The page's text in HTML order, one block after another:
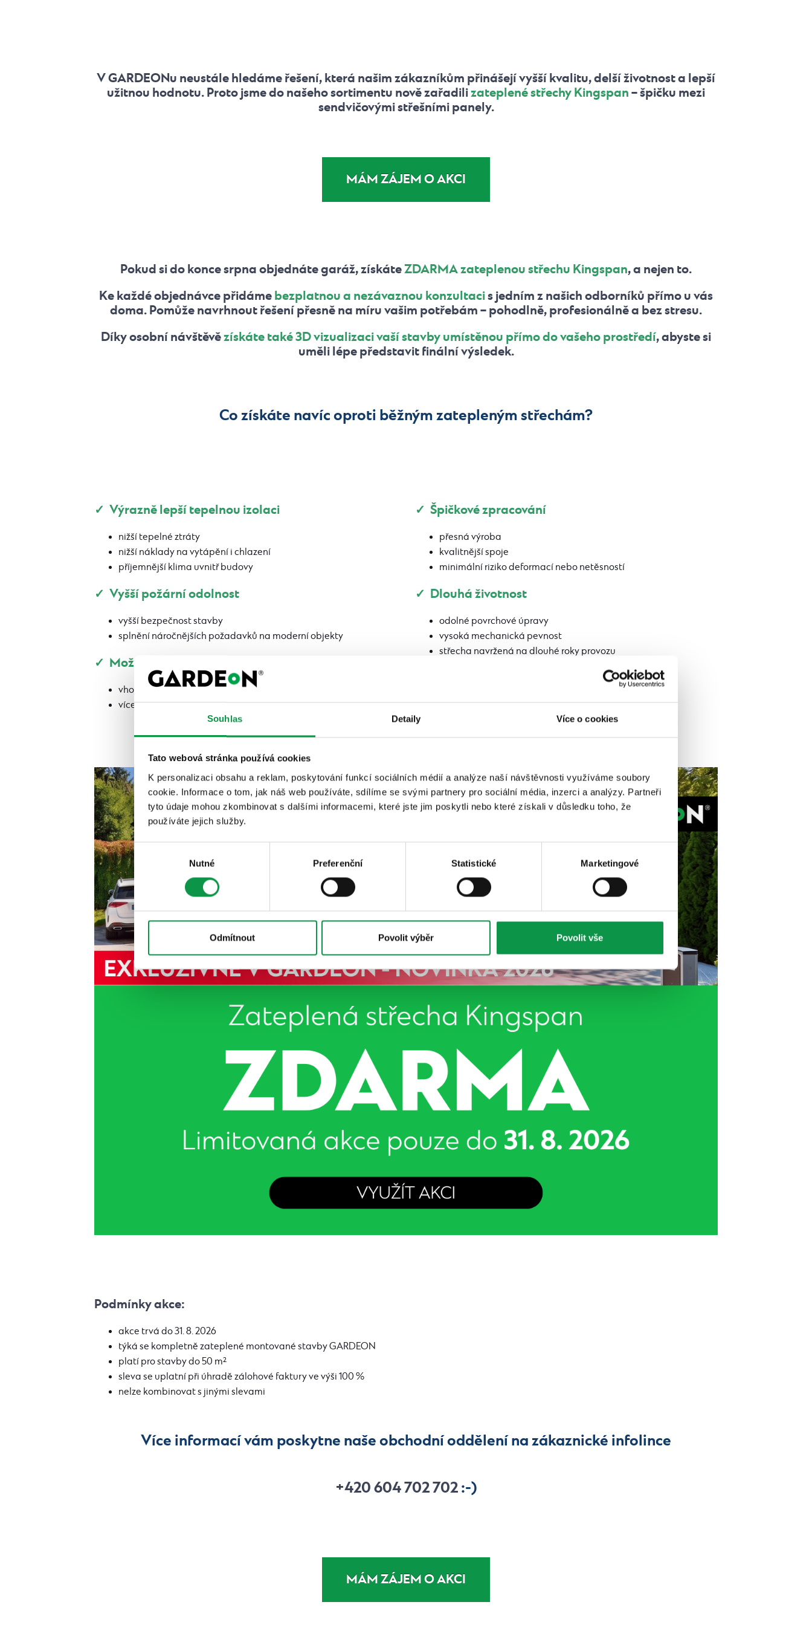
Souhlas Detaily Více o cookies
Tato webová stránka používá cookies
K personalizaci obsahu a reklam, poskytování funkcí sociálních médií a analýze naší návštěvnosti využíváme soubory
cookie. Informace o tom, jak náš web používáte, sdílíme se svými partnery pro sociální média, inzerci a analýzy. Partneři
tyto údaje mohou zkombinovat s dalšími informacemi, které jste jim poskytli nebo které získali v důsledku toho, že
používáte jejich služby.
Výběr
souhlasu
Nutné Preferenční Statistické Marketingové
Odmítnout Povolit výběr Povolit vše
V GARDEONu neustále hledáme řešení, která našim zákazníkům přinášejí vyšší kvalitu, delší životnost a lepší
užitnou hodnotu. Proto jsme do našeho sortimentu nově zařadilizateplené střechy Kingspan– špičku mezi
sendvičovými střešními panely.
MÁM ZÁJEM O AKCI
Pokud si do konce srpna objednáte garáž, získáteZDARMAzateplenou střechu Kingspan, a nejen to.
Ke každé objednávce přidámebezplatnou a nezávaznou konzultacis jedním z našich odborníků přímo u vás
doma. Pomůže navrhnout řešení přesně na míru vašim potřebám – pohodlně, profesionálně a bez stresu.
Díky osobní návštěvězískáte také 3D vizualizaci vaší stavby umístěnou přímo do vašeho prostředí, abyste si
uměli lépe představit finální výsledek.
Co získáte navíc oproti běžným zatepleným střechám?
✓ Výrazně lepší tepelnou izolaci
nižší tepelné ztráty
nižší náklady na vytápění i chlazení
příjemnější klima uvnitř budovy
✓ Vyšší požární odolnost
vyšší bezpečnost stavby
splnění náročnějších požadavků na moderní objekty
✓ Možnost minimálního sklonu střechy
vhodné i pro moderní haly a přístřešky
více možností při návrhu stavby
✓ Špičkové zpracování
přesná výroba
kvalitnější spoje
minimální riziko deformací nebo netěsností
✓ Dlouhá životnost
odolné povrchové úpravy
vysoká mechanická pevnost
střecha navržená na dlouhé roky provozu
Podmínky akce:
akce trvá do 31. 8. 2026
týká se kompletně zateplené montované stavby GARDEON
platí pro stavby do 50 m²
sleva se uplatní při úhradě zálohové faktury ve výši 100 %
nelze kombinovat s jinými slevami
Více informací vám poskytne naše obchodní oddělení na zákaznické infolince
+420 604 702 702:-)
MÁM ZÁJEM O AKCI